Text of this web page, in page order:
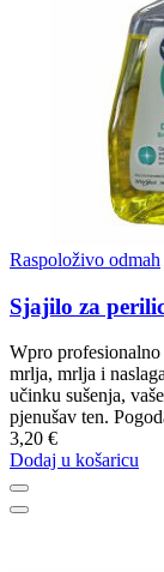
Raspoloživo odmah
Sjajilo za
Wpro profesionalno
mrlja, mrlja i
učinku sušenja,
pjenušav ten.
3,20 €
Dodaj u košaricu